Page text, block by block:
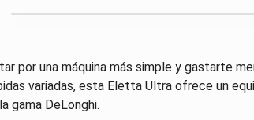
por una máquina más simple y gastarte
variadas, esta Eletta Ultra ofrece un
gama DeLonghi.